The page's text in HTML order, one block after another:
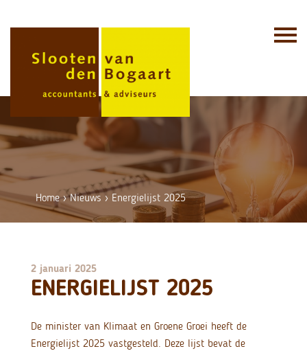
Home›Nieuws› Energielijst 2025
2 januari 2025
ENERGIELIJST 2025
De minister van Klimaat en Groene Groei heeft de
Energielijst 2025 vastgesteld. Deze lijst bevat de